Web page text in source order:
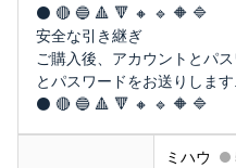
⚫️ 🔴 🔵 🔺 🔻 🔸 🔹 🔶 🔷
安全な引き継ぎ
ご購入後、アカウントとパ
とパスワードをお送りします.
⚫️ 🔴 🔵 🔺 🔻 🔸 🔹 🔶 🔷
ミハウ